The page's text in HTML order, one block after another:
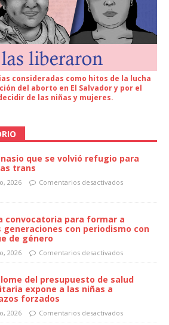
consideradas como hitos de la lucha
del aborto en El Salvador y por el
de las niñas y mujeres.
que se volvió refugio para
trans
2026 Comentarios desactivados
convocatoria para formar a
generaciones con periodismo con
de género
2026 Comentarios desactivados
del presupuesto de salud
expone a las niñas a
forzados
2026 Comentarios desactivados